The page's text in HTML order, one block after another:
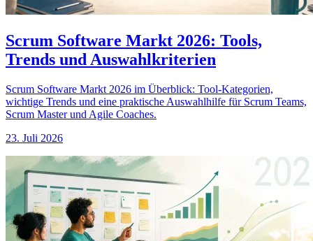
Scrum Software Markt 2026: Tools,
Trends und Auswahlkriterien
Scrum Software Markt 2026 im Überblick: Tool-Kategorien,
wichtige Trends und eine praktische Auswahlhilfe für Scrum Teams,
Scrum Master und Agile Coaches.
23. Juli 2026